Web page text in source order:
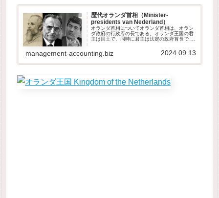
歴代オランダ首相（Minister-
presidents van Nederland）
オランダ首相についてオランダ首相は、オラン
ダ政府の行政府の長である。オランダ王国の君
主は国王で、同時に君主は法定の政府首長で あ
の役割を担っており、その政策を閣僚の他のメ
ンバーと調整する。政府首脳と...
management-accounting.biz 2024.09.13